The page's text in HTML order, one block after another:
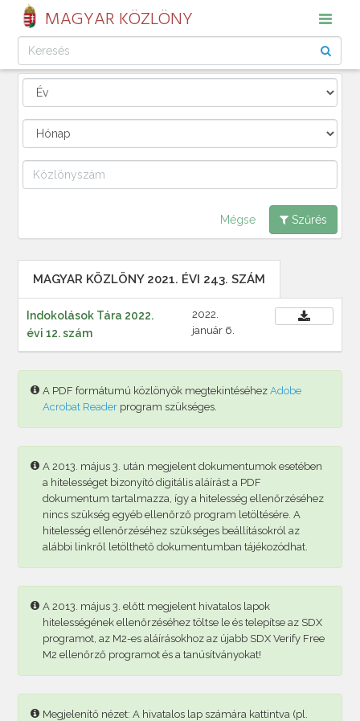
MAGYAR KÖZLÖNY
Mégse Szűrés
MAGYAR KÖZLÖNY 2021. ÉVI 243. SZÁM
Indokolások Tára 2022.
évi 12. szám
2022.
január 6.
A PDF formátumú közlönyök megtekintéséhezAdobe
Acrobat Reader program szükséges.
A 2013. május 3. után megjelent dokumentumok esetében
a hitelességet bizonyító digitális aláírást a PDF
dokumentum tartalmazza, így a hitelesség ellenőrzéséhez
nincs szükség egyéb ellenőrző program letöltésére. A
hitelesség ellenőrzéséhez szükséges beállításokról az
alábbi linkről letölthető dokumentumban tájékozódhat.
A 2013. május 3. előtt megjelent hivatalos lapok
hitelességének ellenőrzéséhez töltse le és telepítse az SDX
programot, az M2-es aláírásokhoz az újabb SDX Verify Free
M2 ellenőrző programot és a tanúsítványokat!
Megjelenítő nézet: A hivatalos lap számára kattintva (pl.